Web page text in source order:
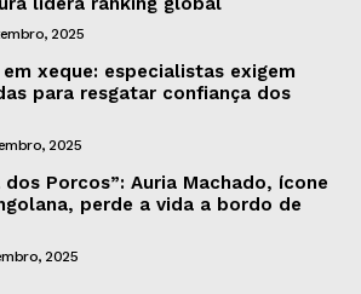
2025
xeque: especialistas exigem
para resgatar confiança dos
2025
dos Porcos”: Auria Machado, ícone
perde a vida a bordo de
2025